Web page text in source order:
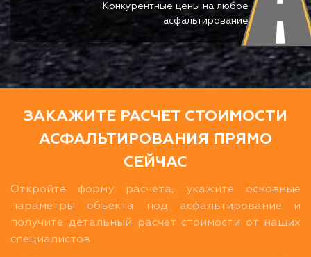
Конкурентные цены на любое
асфальтирование
ЗАКАЖИТЕ РАСЧЕТ СТОИМОСТИ
АСФАЛЬТИРОВАНИЯ ПРЯМО
СЕЙЧАС
Откройте форму расчета, укажите основные
параметры объекта под асфальтирование и
получите детальный расчет стоимости от наших
специалистов